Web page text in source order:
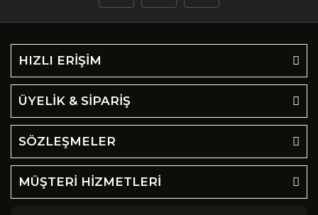
HIZLI ERİŞİM
ÜYELİK & SİPARİŞ
SÖZLEŞMELER
MÜŞTERİ HİZMETLERİ